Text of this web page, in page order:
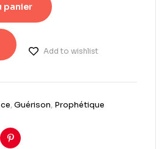
panier
Add to wishlist
,Guérison, Prophétique